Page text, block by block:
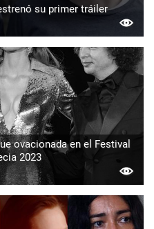
su primer tráiler
ovacionada en el Festival
2023